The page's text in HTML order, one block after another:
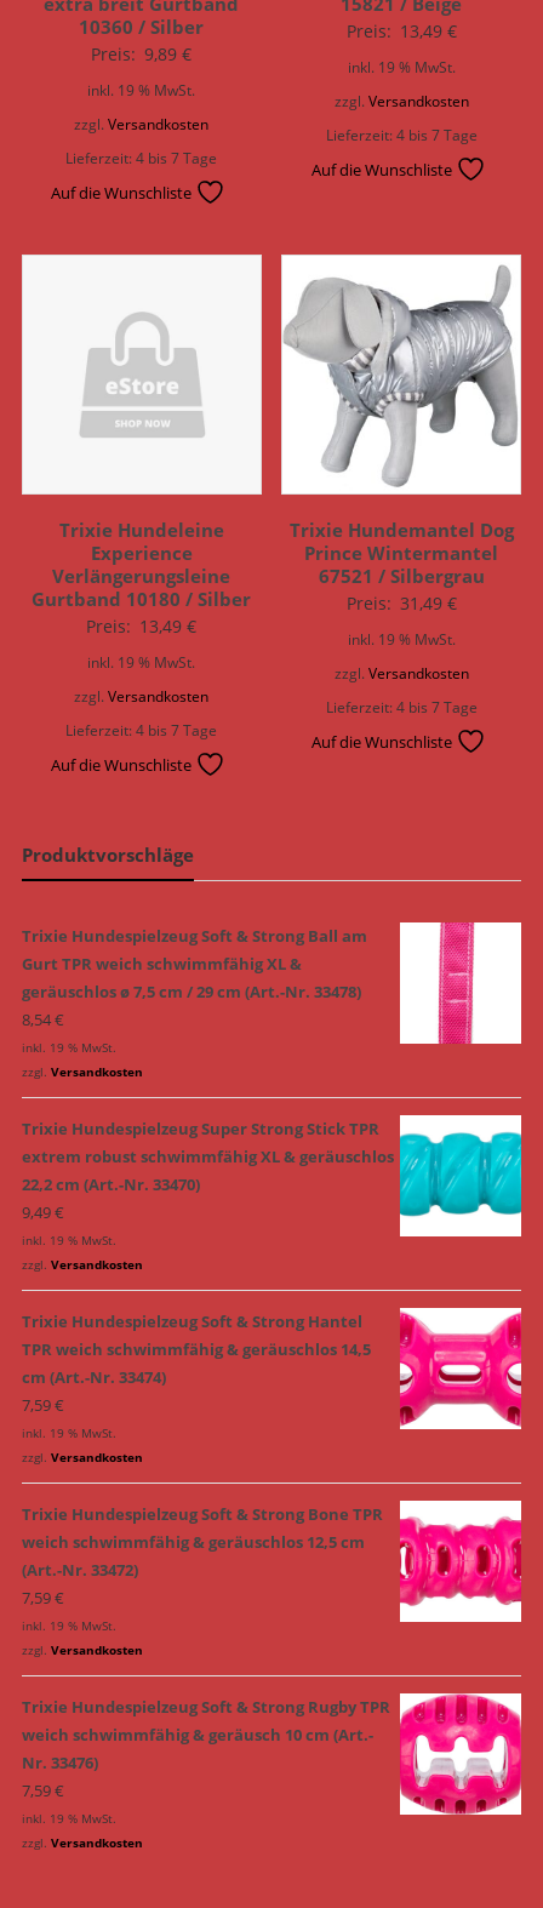
10360 / Silber
Preis: 9,89€
inkl. 19 % MwSt.
zzgl.Versandkosten
Lieferzeit:4 bis 7 Tage
Auf die Wunschliste
Preis: 13,49 €
inkl. 19 % MwSt.
zzgl. Versandkosten
Lieferzeit:4 bis 7 Tage
Auf die Wunschliste
Trixie Hundeleine
Experience
Verlängerungsleine
Gurtband 10180 / Silber
Preis: 13,49€
inkl. 19 % MwSt.
zzgl.Versandkosten
Lieferzeit:4 bis 7 Tage
Auf die Wunschliste
Trixie Hundemantel Dog
Prince Wintermantel
67521 / Silbergrau
Preis: 31,49 €
inkl. 19 % MwSt.
zzgl. Versandkosten
Lieferzeit:4 bis 7 Tage
Auf die Wunschliste
Produktvorschläge
Trixie Hundespielzeug Soft & Strong Ball am
Gurt TPR weich schwimmfähig XL &
geräuschlos ø 7,5 cm / 29 cm (Art.-Nr. 33478)
8,54€
inkl. 19 % MwSt.
zzgl. Versandkosten
Trixie Hundespielzeug Super Strong Stick TPR
extrem robust schwimmfähig XL & geräuschlos
22,2 cm (Art.-Nr. 33470)
9,49€
inkl. 19 % MwSt.
zzgl. Versandkosten
Trixie Hundespielzeug Soft & Strong Hantel
TPR weich schwimmfähig & geräuschlos 14,5
cm (Art.-Nr. 33474)
7,59€
inkl. 19 % MwSt.
zzgl. Versandkosten
Trixie Hundespielzeug Soft & Strong Bone TPR
weich schwimmfähig & geräuschlos 12,5 cm
(Art.-Nr. 33472)
7,59€
inkl. 19 % MwSt.
zzgl. Versandkosten
Trixie Hundespielzeug Soft & Strong Rugby TPR
weich schwimmfähig & geräusch 10 cm (Art.-
Nr. 33476)
7,59€
inkl. 19 % MwSt.
zzgl. Versandkosten